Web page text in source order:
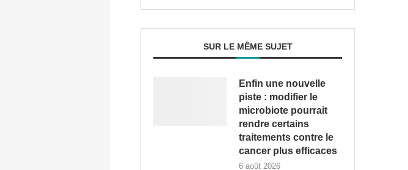
SUR LE MÊME SUJET
Enfin une nouvelle
piste : modifier le
microbiote pourrait
rendre certains
traitements contre le
cancer plus efficaces
6 août 2026